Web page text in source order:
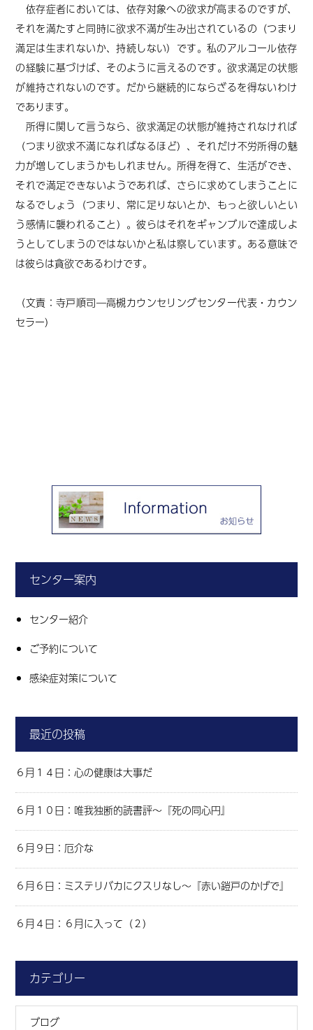
依存症者においては、依存対象への欲求が高まるのですが、
それを満たすと同時に欲求不満が生み出されているの （つまり
満足は生まれないか、持続しない） です。私のアルコール依存
の経験に基づけば、そのように言えるのです。欲求満足の状態
が維持されないのです。 だから継続的にならざるを得ないわけ
であります。
所得に関して言うなら、欲求満足の状態が維持されなければ
（つまり欲求不満になればなるほど）、それだけ不労所得の魅
力が増してしまうかもしれません。所得を得て、生活ができ、
それで満足できないようであれば、さらに求めてしまうことに
なるでしょう（つまり、常に足りないとか、もっと欲しいとい
う感情に襲われること）。彼らはそれをギャンブルで達成しよ
うとしてしまうのではないかと私は察しています。ある意味で
は彼らは貪欲であるわけです。
（文責：寺戸順司―高槻カウンセリングセンター代表・カウン
セラー）
センター案内
センター紹介
ご予約について
感染症対策について
最近の投稿
６月１４日：心の健康は大事だ
６月１０日：唯我独断的読書評～『死の同心円』
６月９日：厄介な
６月６日：ミステリバカにクスリなし～『赤い鎧戸のかげで』
６月４日：６月に入って（２）
カテゴリー
ブログ